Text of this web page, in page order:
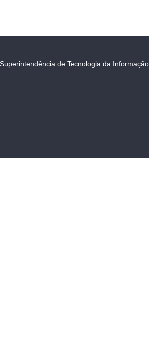
Superintendência de Tecnologia da Informação